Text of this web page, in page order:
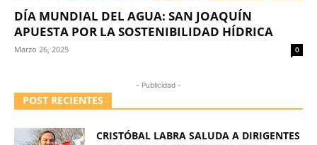
DÍA MUNDIAL DEL AGUA: SAN JOAQUÍN
APUESTA POR LA SOSTENIBILIDAD HÍDRICA
Marzo 26, 2025 0
- Publicidad -
POST RECIENTES
CRISTÓBAL LABRA SALUDA A DIRIGENTES